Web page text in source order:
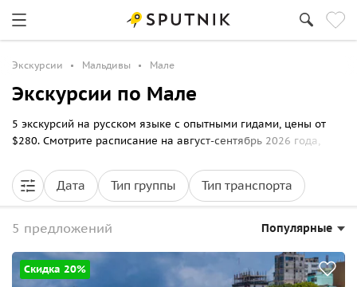
Экскурсии Мальдивы Мале
Экскурсии по Мале
5 экскурсий на русском языке с опытными гидами, цены от
$280. Смотрите расписание на август-сентябрь 2026 года,
онлайн на Спутник8.
Дата Тип группы Тип транспорта
5 предложений Популярные
Скидка 20%